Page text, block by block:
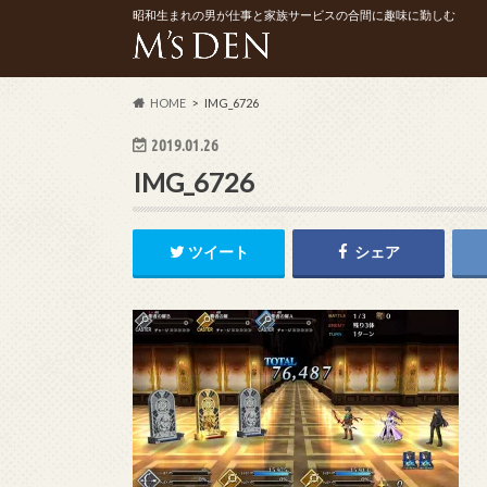
昭和生まれの男が仕事と家族サービスの合間に趣味に勤しむ
HOME IMG_6726
2019.01.26
IMG_6726
ツイート シェア